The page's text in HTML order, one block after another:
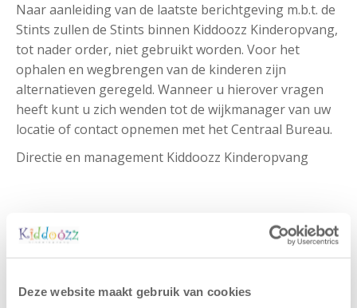
Deze website maakt gebruik van cookies
Naar aanleiding van de laatste berichtgeving m.b.t. de
Stints zullen de Stints binnen Kiddoozz Kinderopvang,
tot nader order, niet gebruikt worden. Voor het
ophalen en wegbrengen van de kinderen zijn
alternatieven geregeld. Wanneer u hierover vragen
heeft kunt u zich wenden tot de wijkmanager van uw
locatie of contact opnemen met het Centraal Bureau.
Directie en management Kiddoozz Kinderopvang
Gerelateerde berichten